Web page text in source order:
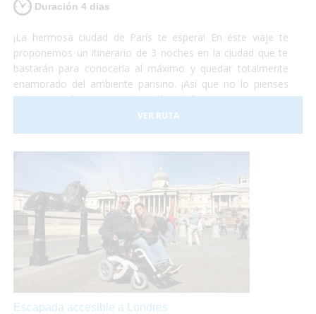
Duración 4 dias
¡La hermosa ciudad de París te espera! En éste viaje te
proponemos un itinerario de 3 noches en la ciudad que te
bastarán para conocerla al máximo y quedar totalmente
enamorado del ambiente parisino. ¡Así que no lo pienses
más y escápate a París! Sólo disfruta, nosotros nos
VER RUTA
Escapada accesible a Londres